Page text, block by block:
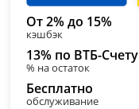
От 2% до 15%
кэшбэк
13% по ВТБ-Счету
% на остаток
Бесплатно
обслуживание